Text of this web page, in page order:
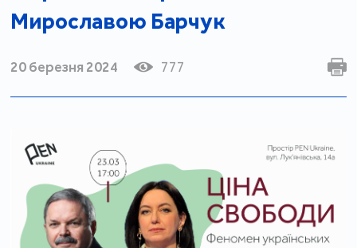
Мирославою Барчук
20 березня 2024 777